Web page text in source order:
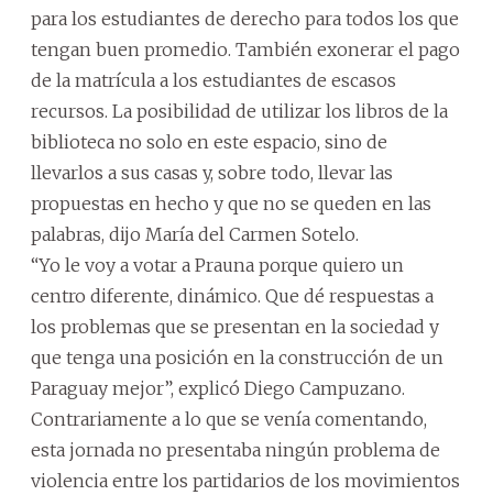
para los estudiantes de derecho para todos los que
tengan buen promedio. También exonerar el pago
de la matrícula a los estudiantes de escasos
recursos. La posibilidad de utilizar los libros de la
biblioteca no solo en este espacio, sino de
llevarlos a sus casas y, sobre todo, llevar las
propuestas en hecho y que no se queden en las
palabras, dijo María del Carmen Sotelo.
“Yo le voy a votar a Prauna porque quiero un
centro diferente, dinámico. Que dé respuestas a
los problemas que se presentan en la sociedad y
que tenga una posición en la construcción de un
Paraguay mejor”, explicó Diego Campuzano.
Contrariamente a lo que se venía comentando,
esta jornada no presentaba ningún problema de
violencia entre los partidarios de los movimientos